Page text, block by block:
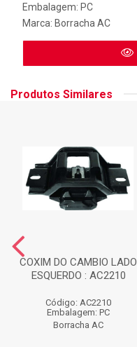
Embalagem: PC
Marca: Borracha AC
Produtos Similares
COXIM DO CAMBIO LADO
ESQUERDO : AC2210
Código: AC2210
Embalagem: PC
Borracha AC